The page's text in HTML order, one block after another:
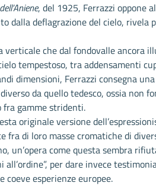
, del 1925, Ferrazzi oppone
dalla deflagrazione del cielo, rivela
verticale che dal fondovalle ancora
tempestoso, tra addensamenti
dimensioni, Ferrazzi consegna
da quello tedesco, ossia non
gamme stridenti.
originale versione
fra di loro masse cromatiche di
un’opera come questa sembra
per dare invece
coeve esperienze europee.